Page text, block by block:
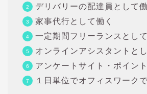
デリバリーの配達員として働
家事代行として働く
一定期間フリーランスとして
オンラインアシスタントと
アンケートサイト・ポイン
１日単位でオフィスワークで